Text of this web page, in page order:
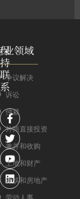
保
持
联
系
F
a
c
e
b
o
o
k
-
T
w
i
t
t
e
r
Y
o
u
t
u
b
e
L
i
n
k
e
d
i
n
业领域
争议解决
诉讼
仲裁
外商直接投资
兼并和收购
土地和财产
建筑和房地产